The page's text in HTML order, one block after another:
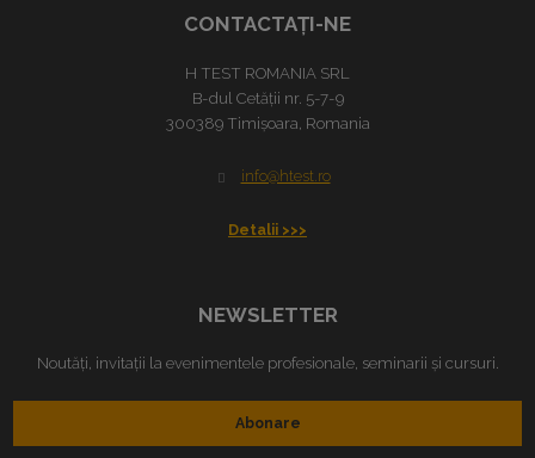
CONTACTAŢI-NE
H TEST ROMANIA SRL
B-dul Cetății nr. 5-7-9
300389 Timișoara, Romania
info@htest.ro
Detalii >>>
NEWSLETTER
Noutăți, invitații la evenimentele profesionale, seminarii și cursuri.
Abonare